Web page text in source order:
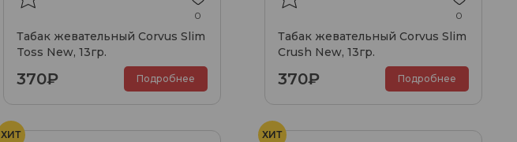
0
Табак жевательный Corvus Slim
Toss New, 13гр.
370₽ Подробнее
0
Табак жевательный Corvus Slim
Crush New, 13гр.
370₽ Подробнее
ХИТ ХИТ